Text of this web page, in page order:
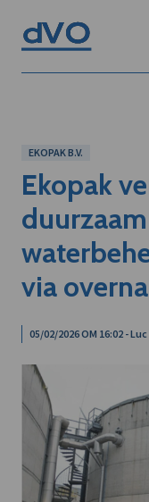
EKOPAK B.V.
Ekopak
via
05/02/2026 OM 16:02 -